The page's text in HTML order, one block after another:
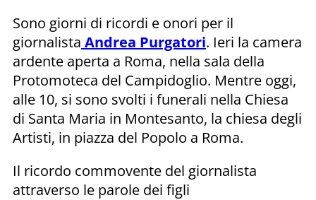
Sono giorni di ricordi e onori per il
giornalista Andrea Purgatori. Ieri la camera
ardente aperta a Roma, nella sala della
Protomoteca del Campidoglio. Mentre oggi,
alle 10, si sono svolti i funerali nella Chiesa
di Santa Maria in Montesanto, la chiesa degli
Artisti, in piazza del Popolo a Roma.
Il ricordo commovente del giornalista
attraverso le parole dei figli